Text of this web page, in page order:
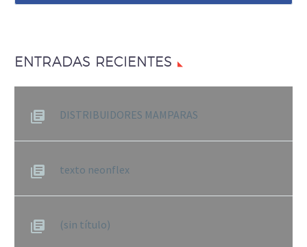
ENTRADAS RECIENTES
DISTRIBUIDORES MAMPARAS
texto neonflex
(sin título)